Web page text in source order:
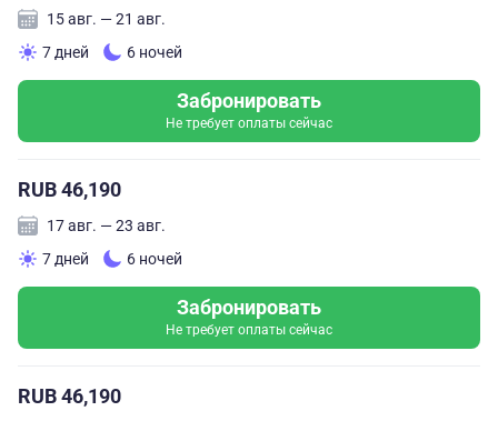
15 авг. — 21 авг.
7 дней
6 ночей
Забронировать
Не требует оплаты сейчас
RUB 46,190
17 авг. — 23 авг.
7 дней
6 ночей
Забронировать
Не требует оплаты сейчас
RUB 46,190